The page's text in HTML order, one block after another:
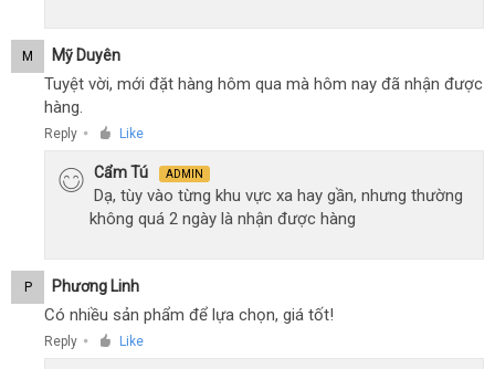
M Mỹ Duyên
Tuyệt vời, mới đặt hàng hôm qua mà hôm nay đã nhận được
hàng.
Reply ● Like
Cẩm Tú ADMIN
Dạ, tùy vào từng khu vực xa hay gần, nhưng thường
không quá 2 ngày là nhận được hàng
P Phương Linh
Có nhiều sản phẩm để lựa chọn, giá tốt!
Reply ● Like